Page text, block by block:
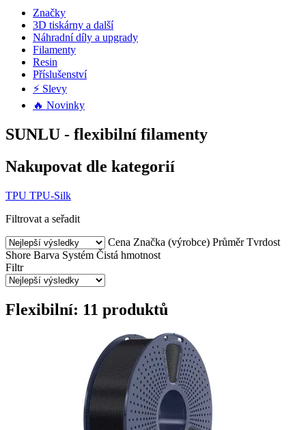
Značky
3D tiskárny a další
Náhradní díly a upgrady
Filamenty
Resin
Příslušenství
⚡ Slevy
🔥 Novinky
SUNLU - flexibilní filamenty
Nakupovat dle kategorií
TPU TPU-Silk
Filtrovat a seřadit
Cena Značka (výrobce) Průměr Tvrdost
Shore Barva Systém Čistá hmotnost
Filtr
Flexibilní: 11 produktů